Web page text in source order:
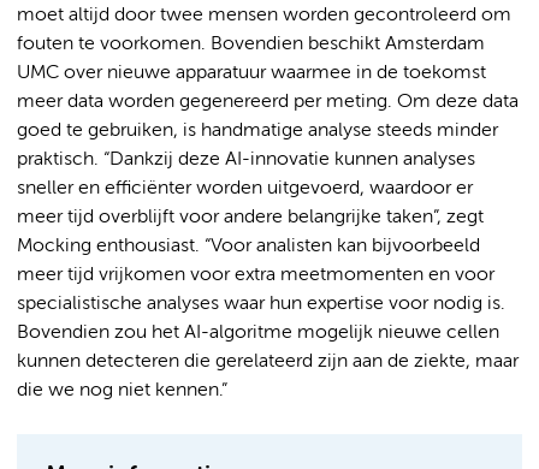
moet altijd door twee mensen worden gecontroleerd om
fouten te voorkomen. Bovendien beschikt Amsterdam
UMC over nieuwe apparatuur waarmee in de toekomst
meer data worden gegenereerd per meting. Om deze data
goed te gebruiken, is handmatige analyse steeds minder
praktisch. “Dankzij deze AI-innovatie kunnen analyses
sneller en efficiënter worden uitgevoerd, waardoor er
meer tijd overblijft voor andere belangrijke taken”, zegt
Mocking enthousiast. “Voor analisten kan bijvoorbeeld
meer tijd vrijkomen voor extra meetmomenten en voor
specialistische analyses waar hun expertise voor nodig is.
Bovendien zou het AI-algoritme mogelijk nieuwe cellen
kunnen detecteren die gerelateerd zijn aan de ziekte, maar
die we nog niet kennen.”